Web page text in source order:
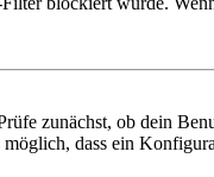
zunächst, ob dein
dass ein